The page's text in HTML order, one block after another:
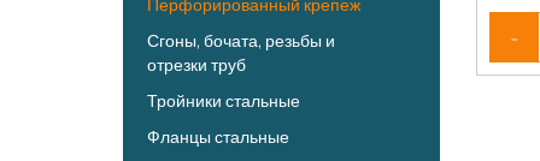
Перфорированный крепеж
Сгоны, бочата, резьбы и
отрезки труб
Тройники стальные
Фланцы стальные
-